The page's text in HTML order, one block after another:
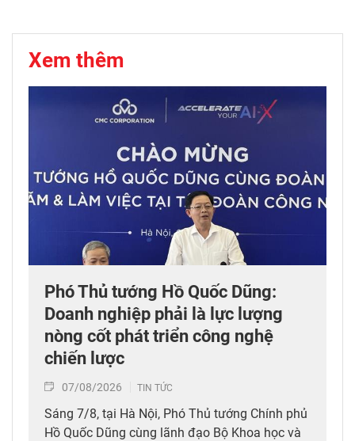
Xem thêm
Phó Thủ tướng Hồ Quốc Dũng:
Doanh nghiệp phải là lực lượng
nòng cốt phát triển công nghệ
chiến lược
07/08/2026 TIN TỨC
Sáng 7/8, tại Hà Nội, Phó Thủ tướng Chính phủ
Hồ Quốc Dũng cùng lãnh đạo Bộ Khoa học và